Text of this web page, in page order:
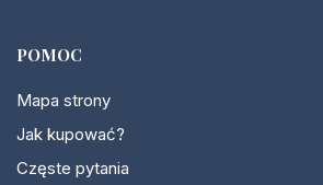
POMOC
Mapa strony
Jak kupować?
Częste pytania